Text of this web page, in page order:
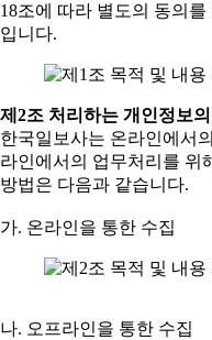
18조에 따라 별도의 동의
입니다.
제2조 처리하는 개인정보
한국일보사는 온라인에서
라인에서의 업무처리를 위
방법은 다음과 같습니다.
가. 온라인을 통한 수집
나. 오프라인을 통한 수집